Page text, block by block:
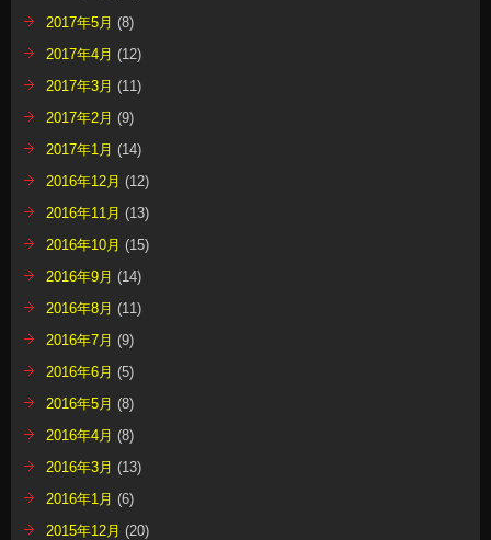
2017年5月 (8)
2017年4月 (12)
2017年3月 (11)
2017年2月 (9)
2017年1月 (14)
2016年12月 (12)
2016年11月 (13)
2016年10月 (15)
2016年9月 (14)
2016年8月 (11)
2016年7月 (9)
2016年6月 (5)
2016年5月 (8)
2016年4月 (8)
2016年3月 (13)
2016年1月 (6)
2015年12月 (20)